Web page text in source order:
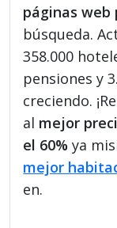
páginas web
búsqueda.
358.000
pensiones y
creciendo.
al mejor
el 60% ya
mejor
en.